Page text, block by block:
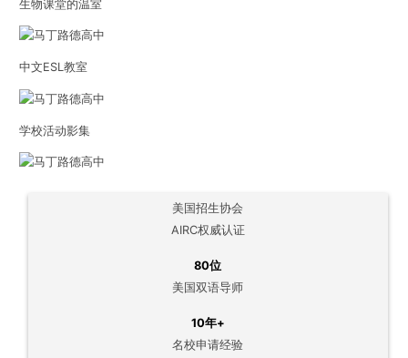
生物课堂的温室
中文ESL教室
学校活动影集
美国招生协会
AIRC权威认证
80位
美国双语导师
10年+
名校申请经验